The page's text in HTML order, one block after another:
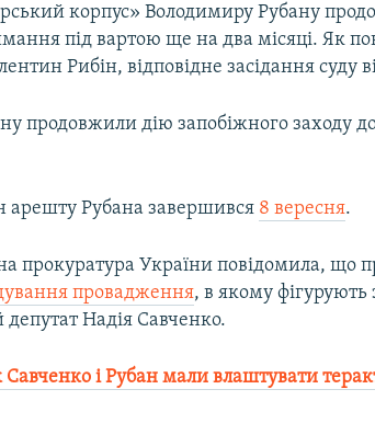
корпус» Володимиру Рубану
під вартою ще на два місяці. Як
Рибін, відповідне засідання суду
продовжили дію запобіжного заходу
арешту Рубана завершився 8 вересня.
прокуратура України повідомила, що
провадження, в якому фігурують
Надія Савченко.
Савченко і Рубан мали влаштувати